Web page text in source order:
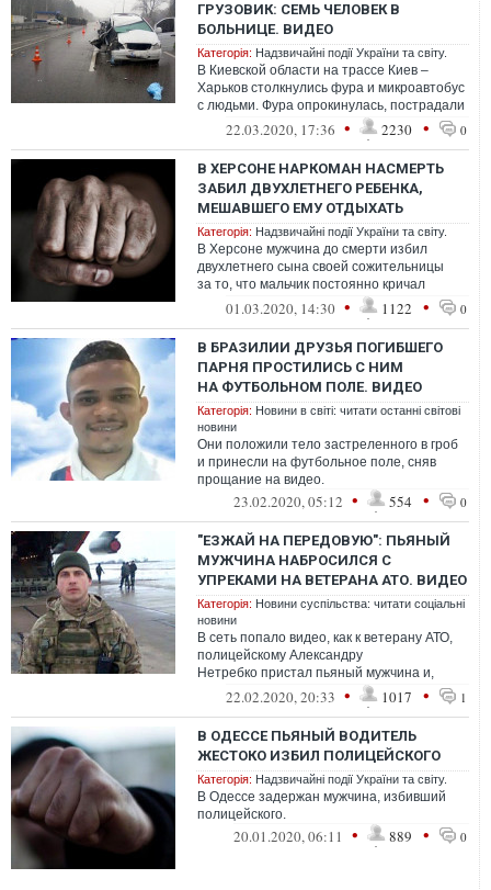
ГРУЗОВИК: СЕМЬ ЧЕЛОВЕК В
БОЛЬНИЦЕ. ВИДЕО
Категорія: Надзвичайні події України та світу.
В Киевской области на трассе Киев –
Харьков столкнулись фура и микроавтобус
с людьми. Фура опрокинулась, пострадали
семь человек.
22.03.2020, 17:36 • 2230 • 0
В ХЕРСОНЕ НАРКОМАН НАСМЕРТЬ
ЗАБИЛ ДВУХЛЕТНЕГО РЕБЕНКА,
МЕШАВШЕГО ЕМУ ОТДЫХАТЬ
Категорія: Надзвичайні події України та світу.
В Херсоне мужчина до смерти избил
двухлетнего сына своей сожительницы
за то, что мальчик постоянно кричал
и не давал ему отдыхать.
01.03.2020, 14:30 • 1122 • 0
В БРАЗИЛИИ ДРУЗЬЯ ПОГИБШЕГО
ПАРНЯ ПРОСТИЛИСЬ С НИМ
НА ФУТБОЛЬНОМ ПОЛЕ. ВИДЕО
Категорія: Новини в світі: читати останні світові
новини
Они положили тело застреленного в гроб
и принесли на футбольное поле, сняв
прощание на видео.
23.02.2020, 05:12 • 554 • 0
"ЕЗЖАЙ НА ПЕРЕДОВУЮ": ПЬЯНЫЙ
МУЖЧИНА НАБРОСИЛСЯ С
УПРЕКАМИ НА ВЕТЕРАНА АТО. ВИДЕО
Категорія: Новини суспільства: читати соціальні
новини
В сеть попало видео, как к ветерану АТО,
полицейскому Александру
Нетребко пристал пьяный мужчина и,
используя нецензурную лексику, призывал
22.02.2020, 20:33 • 1017 • 1
В ОДЕССЕ ПЬЯНЫЙ ВОДИТЕЛЬ
ЖЕСТОКО ИЗБИЛ ПОЛИЦЕЙСКОГО
Категорія: Надзвичайні події України та світу.
В Одессе задержан мужчина, избивший
полицейского.
20.01.2020, 06:11 • 889 • 0